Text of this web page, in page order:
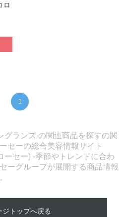
ロ
1
グランス の関連商品を探すの関
セーの総合美容情報サイト
ーセー) -季節やトレンドに合わ
ーグループが展開する商品情報
ジトップへ戻る